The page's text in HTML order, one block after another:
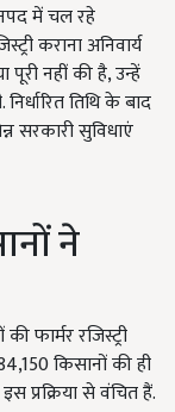
में चल रहे
कराना अनिवार्य
पूरी नहीं की है, उन्हें
तिथि के बाद
सरकारी सुविधाएं
ने
फार्मर रजिस्ट्री
किसानों की ही
प्रक्रिया से वंचित हैं.